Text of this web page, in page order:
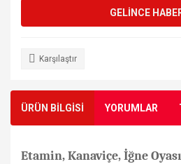
GELİNCE
Karşılaştır
ÜRÜN BİLGİSİ YORUMLAR
Etamin, Kanaviçe, İğne